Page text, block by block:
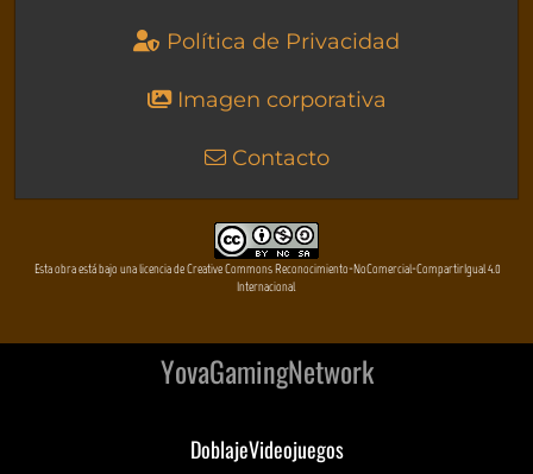
Política de Privacidad
Imagen corporativa
Contacto
Esta obra está bajo una licencia de Creative Commons Reconocimiento-NoComercial-CompartirIgual 4.0
Internacional
YovaGamingNetwork
DoblajeVideojuegos